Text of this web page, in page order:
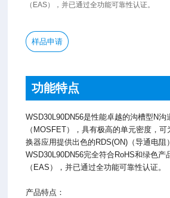
（EAS），并已通过全功能可靠性认证。
样品申请
功能特点
WSD30L90DN56是性能卓越的沟槽型N沟
（MOSFET），具有极高的单元密度，
换器应用提供出色的RDS(ON)（导通电阻
WSD30L90DN56完全符合RoHS和绿色产
（EAS），并已通过全功能可靠性认证。
产品特点：